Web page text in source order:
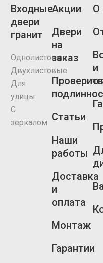
Входные
двери
гранит
Однолистовые
Двухлистовые
Для
улицы
С
зеркалом
Акции
Двери
на
заказ
Проверить
Статьи
Наши
работы
Доставка
и
оплата
Монтаж
Гарантии
О
и